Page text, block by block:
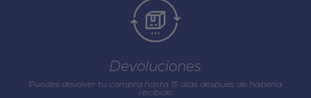
Devoluciones
Puedes devolver tu compra hasta 15 días después de haberla
recibido